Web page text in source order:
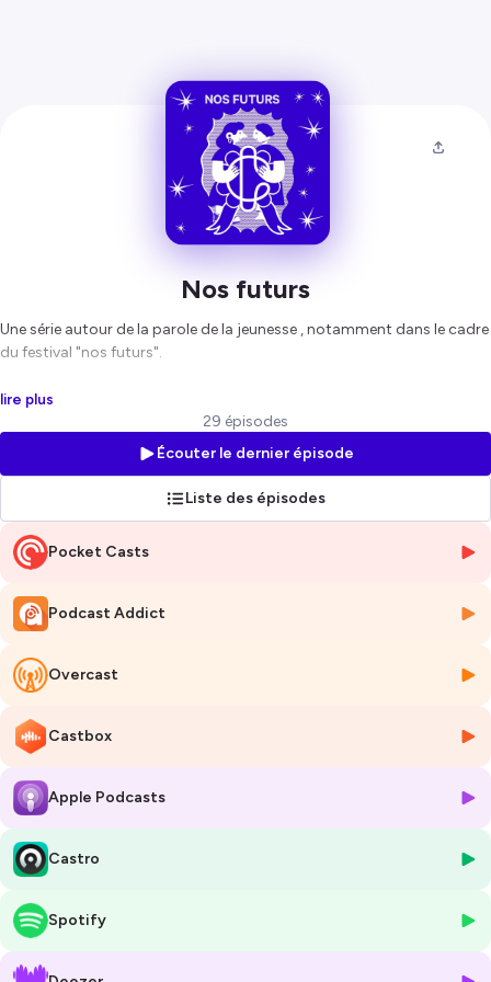
Nos futurs
Une série autour de la parole de la jeunesse , notamment dans le cadre
du festival "nos futurs".
Hébergé par Ausha. Visitez
lire plus
29 épisodes
Écouter le dernier épisode
Liste des épisodes
Pocket Casts
Podcast Addict
Overcast
Castbox
Apple Podcasts
Castro
Spotify